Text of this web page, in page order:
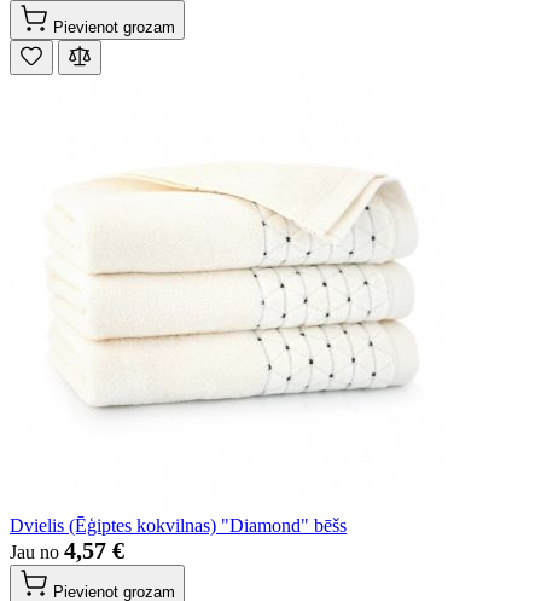
Pievienot grozam
Dvielis (Ēģiptes kokvilnas) "Diamond" bēšs
Jau no 4,57 €
Pievienot grozam